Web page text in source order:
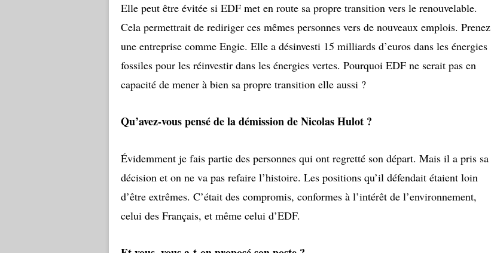
Elle peut être évitée si EDF met en route sa propre transition vers le renouvelable.
Cela permettrait de rediriger ces mêmes personnes vers de nouveaux emplois. Prenez
une entreprise comme Engie. Elle a désinvesti 15 milliards d’euros dans les énergies
fossiles pour les réinvestir dans les énergies vertes. Pourquoi EDF ne serait pas en
capacité de mener à bien sa propre transition elle aussi ?
Qu’avez-vous pensé de la démission de Nicolas Hulot ?
Évidemment je fais partie des personnes qui ont regretté son départ. Mais il a pris sa
décision et on ne va pas refaire l’histoire. Les positions qu’il défendait étaient loin
d’être extrêmes. C’était des compromis, conformes à l’intérêt de l’environnement,
celui des Français, et même celui d’EDF.